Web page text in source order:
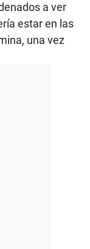
a ver
estar en las
una vez